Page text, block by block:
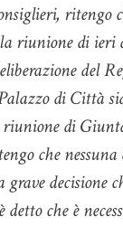
ritengo
riunione di ieri
del
di Città
riunione di
che
decisione
detto che è